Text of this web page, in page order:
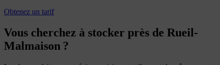
Obtenez un tarif
Vous cherchez à stocker près de Rueil-
Malmaison ?